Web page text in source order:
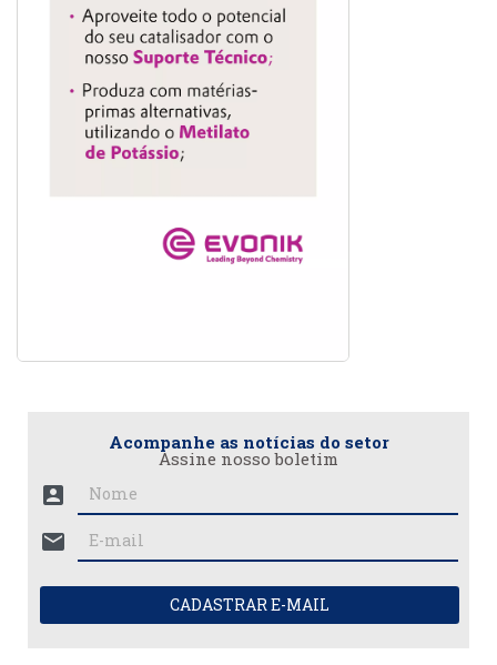
Acompanhe as notícias do setor
Assine nosso boletim
account_box
mail
CADASTRAR E-MAIL